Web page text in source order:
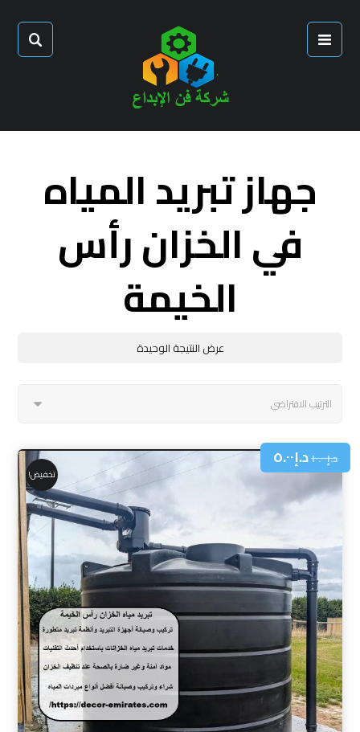
جهاز تبريد المياه
في الخزان رأس
الخيمة
عرض النتيجة الوحيدة
د.إ١٠.٠٠د.إ٥.٠٠
تخفيض!